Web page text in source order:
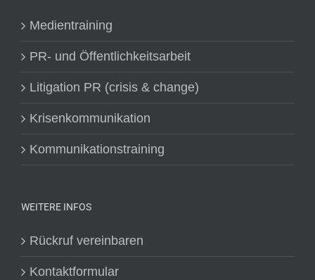
Medientraining
PR- und Öffentlichkeitsarbeit
Litigation PR (crisis & change)
Krisenkommunikation
Kommunikationstraining
WEITERE INFOS
Rückruf vereinbaren
Kontaktformular